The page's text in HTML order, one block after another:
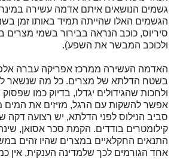
גשמים הנושאים איתם אדמה עשירה
הגשמים האלו שהייתה תמיד באותו זמן
סיריוס, כוכב הנראה בבירור בשמי מצרים
ולכוכב המבשר את השפע).
האדמה העשירה ממרכז אפריקה עברה
בשטח הדלתא של מצרים. כל מה שנשאר
ולחכות שהגידולים יגדלו, בדיוק כמו
אפשר להשקות עם הרגל, מזיזים את המים
סביב הנילוס לפני הדלתא, יש רצועה דקה
קילומטרים בודדים. הקמת סכר אסואן,
התנאים החקלאיים במצרים שהיו זהים
אחד הגורמים לכך שלמדינה הענקית, אין